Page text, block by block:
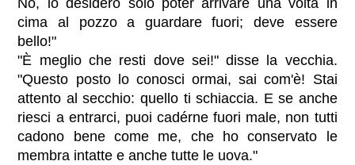
cima al pozzo a guardare fuori; deve essere
bello!"
"È meglio che resti dove sei!" disse la vecchia.
"Questo posto lo conosci ormai, sai com'è! Stai
attento al secchio: quello ti schiaccia. E se anche
riesci a entrarci, puoi cadérne fuori male, non tutti
cadono bene come me, che ho conservato le
membra intatte e anche tutte le uova."